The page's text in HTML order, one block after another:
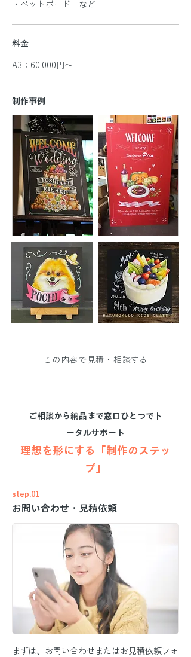
・ペットボード など
料金
​A3：60,000円～
​制作事例
この内容で見積・相談する
ご相談から納品まで窓口ひとつでト
ータルサポート
理想を形にする「制作のステッ
プ」
step.01
お問い合わせ・見積依頼
まずは、 お問い合わせ またはお見積依頼フォ